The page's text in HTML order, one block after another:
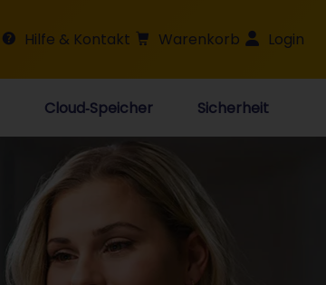
Hilfe & Kontakt Warenkorb Login
Cloud‑Speicher Sicherheit